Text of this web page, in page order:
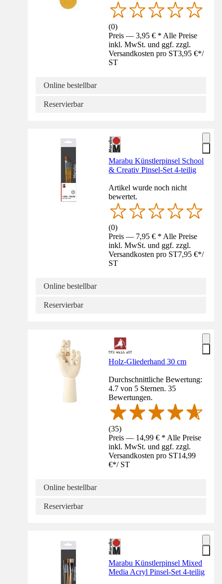
(0)
Preis — 3,95 € * Alle Preise
inkl. MwSt. und ggf. zzgl.
Versandkosten pro ST3,95 €*/
ST
Online bestellbar
Reservierbar
Marabu Künstlerpinsel School
& Creativ Pinsel-Set 4-teilig
Artikel wurde noch nicht
bewertet.
(0)
Preis — 7,95 € * Alle Preise
inkl. MwSt. und ggf. zzgl.
Versandkosten pro ST7,95 €*/
ST
Online bestellbar
Reservierbar
Holz-Gliederhand 30 cm
Durchschnittliche Bewertung:
4.7 von 5 Sternen. 35
Bewertungen.
(35)
Preis — 14,99 € * Alle Preise
inkl. MwSt. und ggf. zzgl.
Versandkosten pro ST14,99
€*/ ST
Online bestellbar
Reservierbar
Marabu Künstlerpinsel Mixed
Media Acryl Pinsel-Set 4-teilig